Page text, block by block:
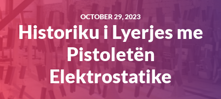
OCTOBER 29, 2023
Historiku i Lyerjes me
Pistoletën
Elektrostatike